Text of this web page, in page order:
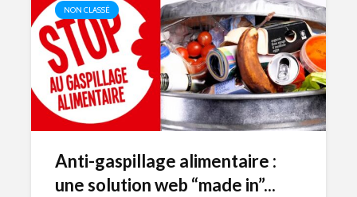
NON CLASSÉ
Anti-gaspillage alimentaire :
une solution web “made in”...